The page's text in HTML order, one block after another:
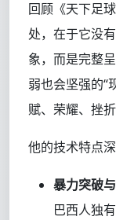
回顾《天下足
处，在于它没
象，而是完整
弱也会坚强的“
赋、荣耀、挫
他的技术特点
暴力突破
巴西人独